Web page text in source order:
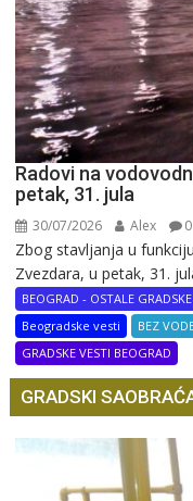
Radovi na
petak, 31. jula
30/07/2026 Alex 0
Zbog stavljanja u
Zvezdara, u petak, 31.
BEOGRAD - OSTALE
Beogradske vesti
BEZ
GRADSKE VESTI BEOGRAD
GRADSKI